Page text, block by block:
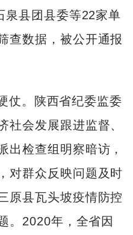
泉县团县委等22家单
查数据，被公开通报
仗。陕西省纪委监委
社会发展跟进监督、
出检查组明察暗访，
对群众反映问题及时
原县瓦头坡疫情防控
。2020年，全省因